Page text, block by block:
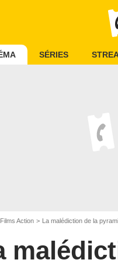
SÉRIES
Films Action La malédiction de la